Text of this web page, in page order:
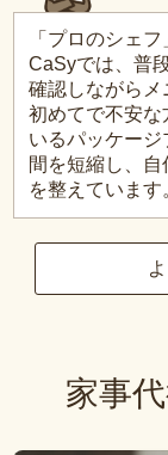
「プロのシェ
CaSyでは、普
確認しながらメ
初めてで不安な
いるパッケー
間を短縮し、
を整えています
家事